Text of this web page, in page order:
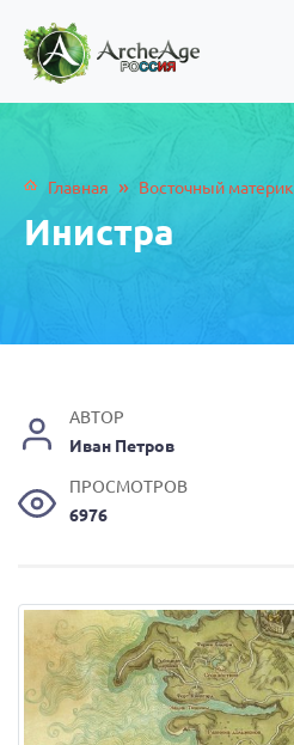
Главная » Восточный материк
Инистра
АВТОР
Иван Петров
ПРОСМОТРОВ
6976